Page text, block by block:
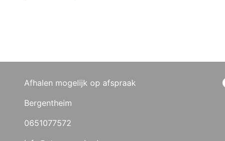
Afhalen mogelijk op afspraak
Bergentheim
0651077572